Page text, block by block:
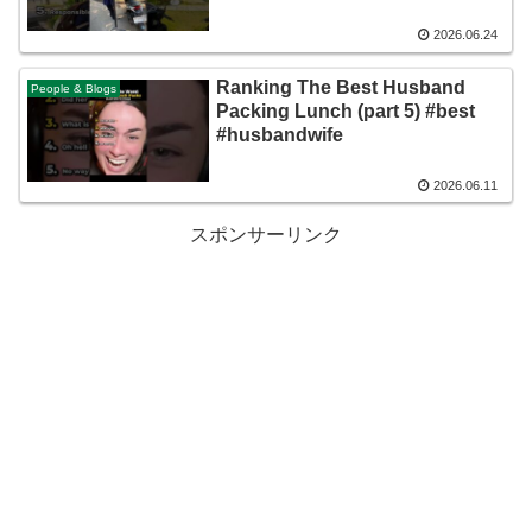
2026.06.24
People & Blogs
Ranking The Best Husband
Packing Lunch (part 5) #best
#husbandwife
2026.06.11
スポンサーリンク